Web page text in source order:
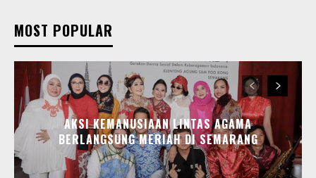
MOST POPULAR
AKSI KEMANUSIAAN LINTAS AGAMA
BERLANGSUNG MERIAH DI SEMARANG